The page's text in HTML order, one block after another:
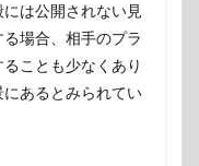
は公開されない見
場合、相手のプラ
ことも少なくあり
あるとみられてい